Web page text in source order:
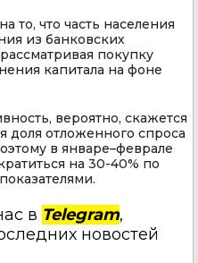
то, что часть населения
из банковских
покупку
капитала на фоне
вероятно, скажется
доля отложенного спроса
в январе–феврале
на 30-40% по
в Telegram,
новостей